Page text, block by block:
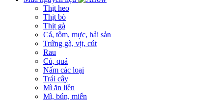
Thịt heo
Thịt bò
Thịt gà
Cá, tôm, mực, hải sản
Trứng gà, vịt, cút
Rau
Củ, quả
Nấm các loại
Trái cây
Mì ăn liền
Mì, bún, miến